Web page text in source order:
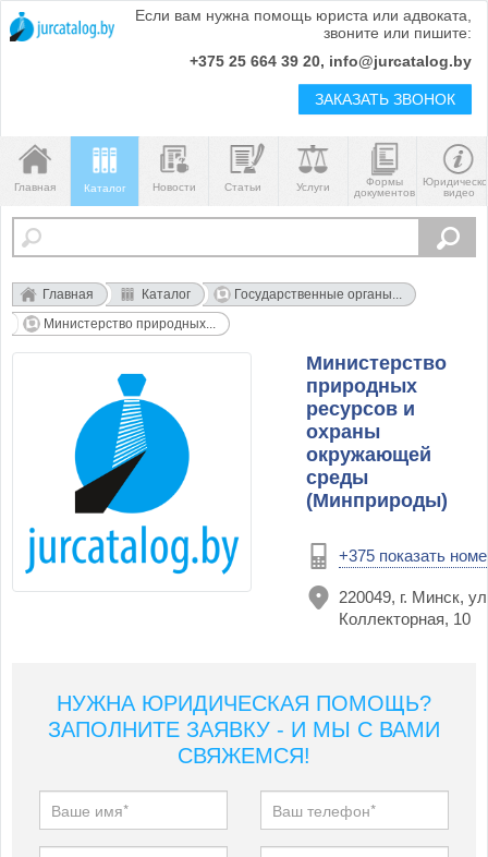
Если вам нужна помощь юриста или адвоката,
звоните или пишите:
+375 25 664 39 20, info@jurcatalog.by
ЗАКАЗАТЬ ЗВОНОК
Главная Каталог Новости Статьи Услуги
Формы
документов
видео
Главная Каталог
Государственные органы...
Министерство природных...
Министерство
природных
ресурсов и
охраны
окружающей
среды
(Минприроды)
+375 показать
220049, г. Минск,
Коллекторная, 10
НУЖНА ЮРИДИЧЕСКАЯ ПОМОЩЬ?
ЗАПОЛНИТЕ ЗАЯВКУ - И МЫ С ВАМИ
СВЯЖЕМСЯ!